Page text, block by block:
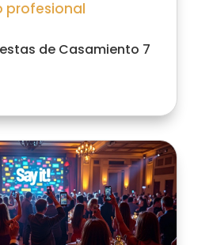
de Casamiento 7
Empresa de Confianza
Verificado por: Trustindex